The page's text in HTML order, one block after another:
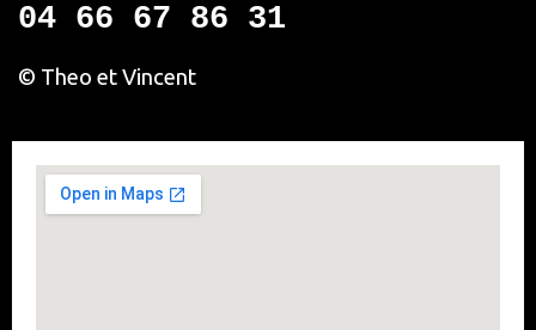
04 66 67 86 31
© Theo et Vincent